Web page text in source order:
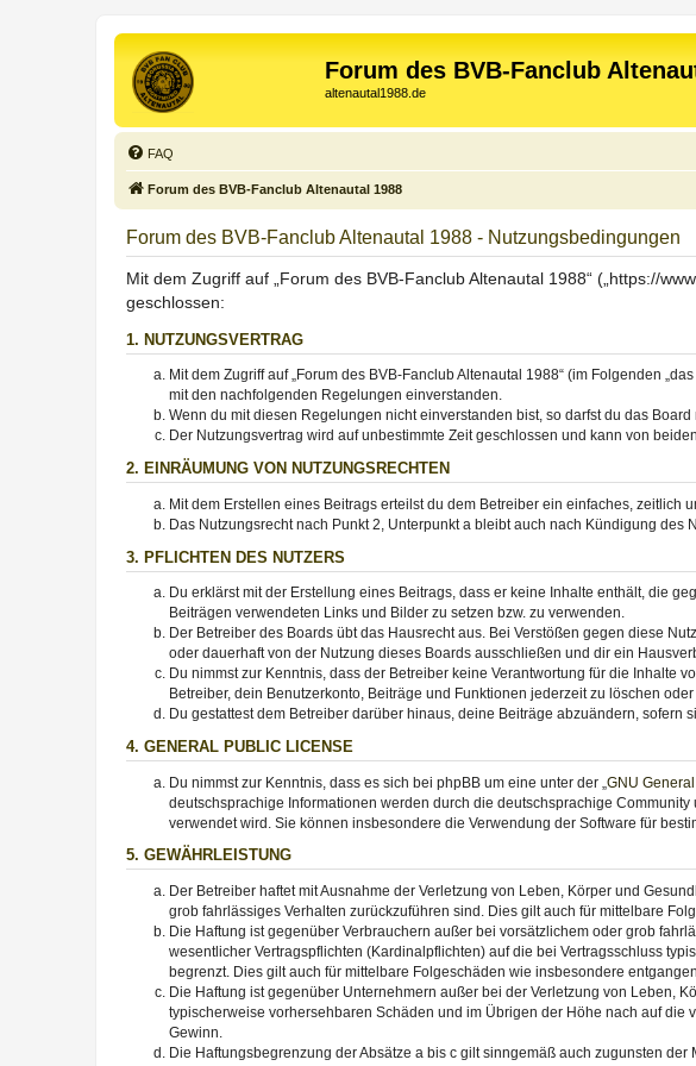
Forum des BVB-Fanclub
altenautal1988.de
FAQ
Forum des BVB-Fanclub Altenautal 1988
Forum des BVB-Fanclub Altenautal 1988 - Nutzungsbedingungen
Mit dem Zugriff auf „Forum des BVB-Fanclub Altenautal 1988“ („https://
geschlossen:
1. NUTZUNGSVERTRAG
Mit dem Zugriff auf „Forum des BVB-Fanclub Altenautal 1988“ (im Folgenden
mit den nachfolgenden Regelungen einverstanden.
Wenn du mit diesen Regelungen nicht einverstanden bist, so darfst du das
Der Nutzungsvertrag wird auf unbestimmte Zeit geschlossen und kann von
2. EINRÄUMUNG VON NUTZUNGSRECHTEN
Mit dem Erstellen eines Beitrags erteilst du dem Betreiber ein einfaches,
Das Nutzungsrecht nach Punkt 2, Unterpunkt a bleibt auch nach Kündigung des
3. PFLICHTEN DES NUTZERS
Du erklärst mit der Erstellung eines Beitrags, dass er keine Inhalte enthält, die
Beiträgen verwendeten Links und Bilder zu setzen bzw. zu verwenden.
Der Betreiber des Boards übt das Hausrecht aus. Bei Verstößen gegen diese
oder dauerhaft von der Nutzung dieses Boards ausschließen und dir ein
Du nimmst zur Kenntnis, dass der Betreiber keine Verantwortung für die Inhalte
Betreiber, dein Benutzerkonto, Beiträge und Funktionen jederzeit zu löschen
Du gestattest dem Betreiber darüber hinaus, deine Beiträge abzuändern,
4. GENERAL PUBLIC LICENSE
Du nimmst zur Kenntnis, dass es sich bei phpBB um eine unter der „ GNU
deutschsprachige Informationen werden durch die deutschsprachige
verwendet wird. Sie können insbesondere die Verwendung der Software für
5. GEWÄHRLEISTUNG
Der Betreiber haftet mit Ausnahme der Verletzung von Leben, Körper und
grob fahrlässiges Verhalten zurückzuführen sind. Dies gilt auch für mittelbare
Die Haftung ist gegenüber Verbrauchern außer bei vorsätzlichem oder grob
wesentlicher Vertragspflichten (Kardinalpflichten) auf die bei Vertragsschluss
begrenzt. Dies gilt auch für mittelbare Folgeschäden wie insbesondere
Die Haftung ist gegenüber Unternehmern außer bei der Verletzung von Leben,
typischerweise vorhersehbaren Schäden und im Übrigen der Höhe nach auf
Gewinn.
Die Haftungsbegrenzung der Absätze a bis c gilt sinngemäß auch zugunsten